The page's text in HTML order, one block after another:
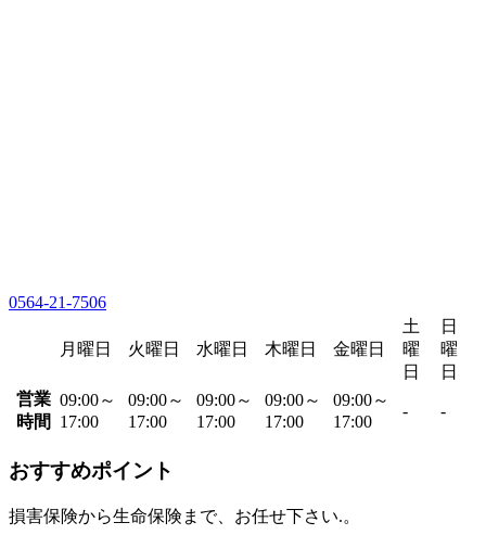
0564-21-7506
月曜日 火曜日 水曜日 木曜日 金曜日
土
曜
日
日
曜
日
営業
時間
09:00～
17:00
09:00～
17:00
09:00～
17:00
09:00～
17:00
09:00～
17:00
- -
おすすめポイント
損害保険から生命保険まで、お任せ下さい.。